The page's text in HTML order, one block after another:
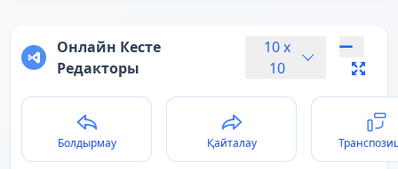
Онлайн Кесте
Редакторы
10x
10
Болдырмау Қайталау